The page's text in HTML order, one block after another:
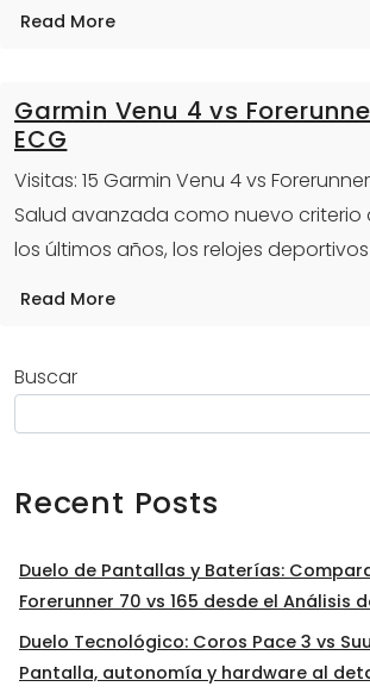
Read More
Garmin Venu 4 vs
ECG
Visitas: 15 Garmin Venu 4 vs
Salud avanzada como nuevo criterio
los últimos años, los relojes deportivos
Read More
Buscar
Recent Posts
Duelo de Pantallas y Baterías:
Forerunner 70 vs 165 desde el Análisis
Duelo Tecnológico: Coros Pace 3 vs
Pantalla, autonomía y hardware al